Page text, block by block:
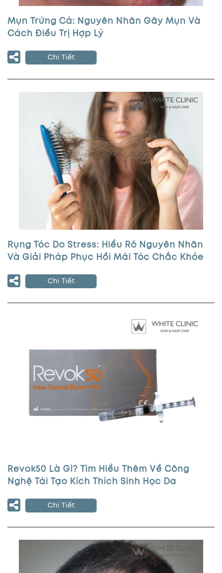
Mụn Trứng Cá: Nguyên Nhân Gây Mụn Và
Cách Điều Trị Hợp Lý
Chi Tiết
Rụng Tóc Do Stress: Hiểu Rõ Nguyên Nhân
Và Giải Pháp Phục Hồi Mái Tóc Chắc Khỏe
Chi Tiết
Revok50 Là Gì? Tìm Hiểu Thêm Về Công
Nghệ Tái Tạo Kích Thích Sinh Học Da
Chi Tiết